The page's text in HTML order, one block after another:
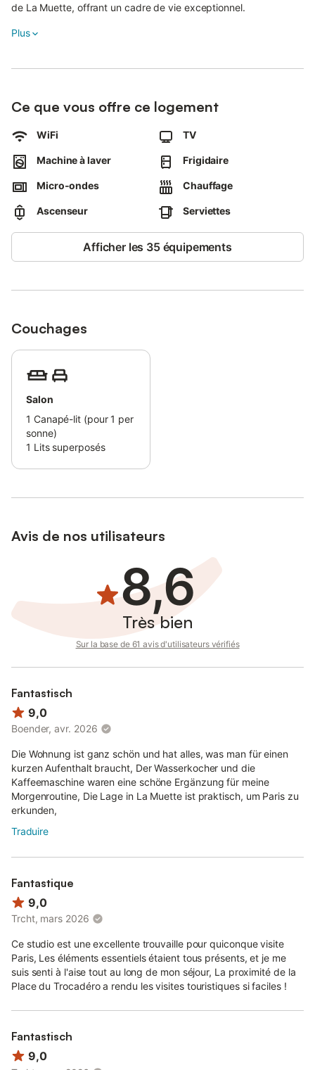
de La Muette, offrant un cadre de vie exceptionnel.
A quelques pas de la majestueuse place du Trocadéro, vous
Plus
Ce que vous offre ce logement
WiFi TV
Machine à laver Frigidaire
Micro-ondes Chauffage
Ascenseur Serviettes
Afficher les 35 équipements
Couchages
Salon
1 Canapé-lit (pour 1 per
sonne)
1 Lits superposés
Avis de nos utilisateurs
8,6
Très bien
Sur la base de 61 avis d'utilisateurs vérifiés
Fantastisch
9,0
Boender, avr. 2026
Die Wohnung ist ganz schön und hat alles, was man für einen
kurzen Aufenthalt braucht, Der Wasserkocher und die
Kaffeemaschine waren eine schöne Ergänzung für meine
Morgenroutine, Die Lage in La Muette ist praktisch, um Paris zu
erkunden,
Traduire
Fantastique
9,0
Trcht, mars 2026
Ce studio est une excellente trouvaille pour quiconque visite
Paris, Les éléments essentiels étaient tous présents, et je me
suis senti à l'aise tout au long de mon séjour, La proximité de la
Place du Trocadéro a rendu les visites touristiques si faciles !
Fantastisch
9,0